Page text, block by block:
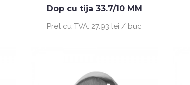
Dop cu tija 33.7/10 MM
Pret cu TVA: 27.93 lei / buc